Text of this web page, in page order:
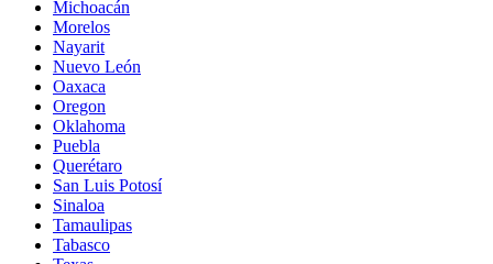
Michoacán
Morelos
Nayarit
Nuevo León
Oaxaca
Oregon
Oklahoma
Puebla
Querétaro
San Luis Potosí
Sinaloa
Tamaulipas
Tabasco